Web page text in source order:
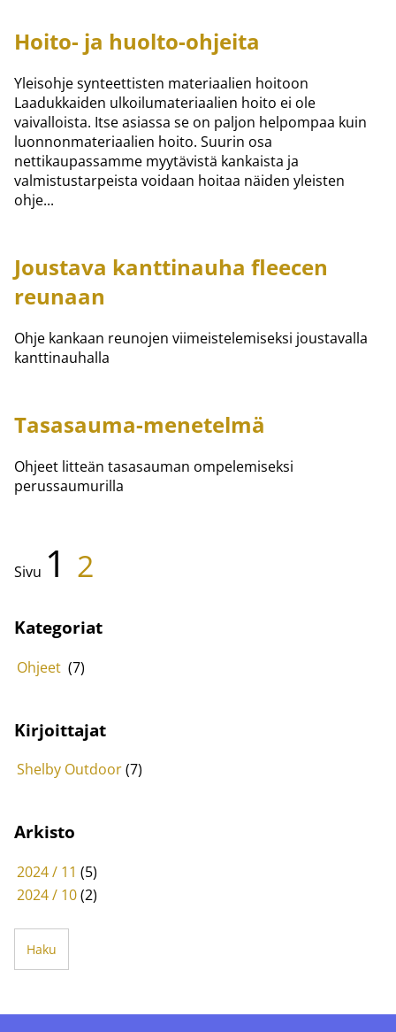
Hoito- ja huolto-ohjeita
Yleisohje synteettisten materiaalien hoitoon
Laadukkaiden ulkoilumateriaalien hoito ei ole
vaivalloista. Itse asiassa se on paljon helpompaa kuin
luonnonmateriaalien hoito. Suurin osa
nettikaupassamme myytävistä kankaista ja
valmistustarpeista voidaan hoitaa näiden yleisten
ohje...
Joustava kanttinauha fleecen
reunaan
Ohje kankaan reunojen viimeistelemiseksi joustavalla
kanttinauhalla
Tasasauma-menetelmä
Ohjeet litteän tasasauman ompelemiseksi
perussaumurilla
Sivu 1 2
Kategoriat
Ohjeet (7)
Kirjoittajat
Shelby Outdoor(7)
Arkisto
2024 / 11 (5)
2024 / 10(2)
Haku